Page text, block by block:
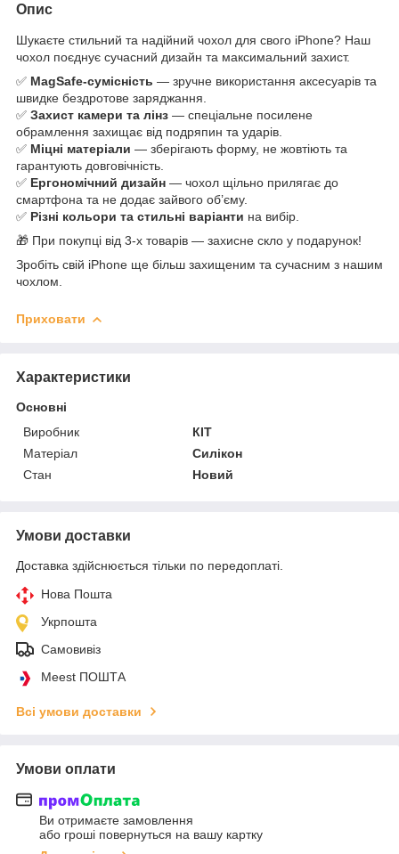
Опис
Шукаєте стильний та надійний чохол для свого iPhone? Наш
чохол поєднує сучасний дизайн та максимальний захист.
✅ MagSafe-сумісність — зручне використання аксесуарів та
швидке бездротове заряджання.
✅ Захист камери та лінз — спеціальне посилене
обрамлення захищає від подряпин та ударів.
✅ Міцні матеріали — зберігають форму, не жовтіють та
гарантують довговічність.
✅ Ергономічний дизайн — чохол щільно прилягає до
смартфона та не додає зайвого об’єму.
✅ Різні кольори та стильні варіанти на вибір.
🎁 При покупці від 3-х товарів — захисне скло у подарунок!
Зробіть свій iPhone ще більш захищеним та сучасним з нашим
чохлом.
Приховати
Характеристики
Основні
Виробник
КІТ
Матеріал
Силікон
Стан
Новий
Умови доставки
Доставка здійснюється тільки по передоплаті.
Нова Пошта
Укрпошта
Самовивіз
Meest ПОШТА
Всі умови доставки
Умови оплати
Ви отримаєте замовлення
або гроші повернуться на вашу картку